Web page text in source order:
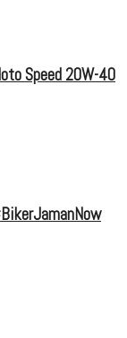
Speed 20W-40